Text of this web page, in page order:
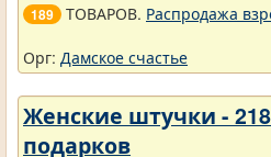
189 ТОВАРОВ. Распродажа
Орг: Дамское счастье
Женские штучки -
подарков